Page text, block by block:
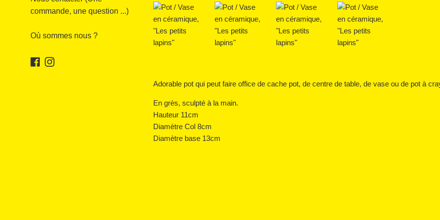
commande, une question ...)
Où sommes nous ?
Facebook
Instagram
Adorable pot qui peut faire office de cache pot, de centre de table, de vase ou de pot à
En grès, sculpté à la main.
Hauteur 11cm
Diamètre Col 8cm
Diamètre base 13cm